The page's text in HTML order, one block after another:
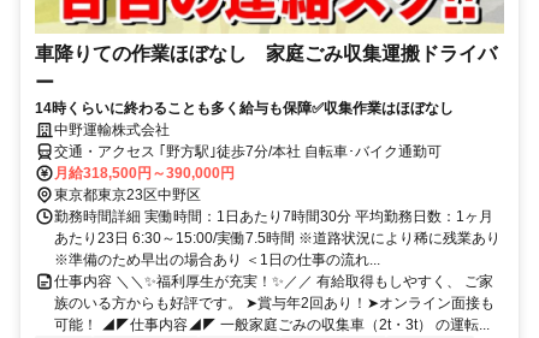
車降りての作業ほぼなし 家庭ごみ収集運搬ドライバ
ー
14時くらいに終わることも多く給与も保障✅収集作業はほぼなし
中野運輸株式会社
交通・アクセス ｢野方駅｣徒歩7分/本社 自転車･バイク通勤可
月給318,500円～390,000円
東京都東京23区中野区
勤務時間詳細 実働時間：1日あたり7時間30分 平均勤務日数：1ヶ月
あたり23日 6:30～15:00/実働7.5時間 ※道路状況により稀に残業あり
※準備のため早出の場合あり ＜1日の仕事の流れ...
仕事内容 ＼＼✨福利厚生が充実！✨／／ 有給取得もしやすく、 ご家
族のいる方からも好評です。 ➤賞与年2回あり！➤オンライン面接も
可能！ ◢◤仕事内容◢◤ 一般家庭ごみの収集車（2t・3t） の運転...